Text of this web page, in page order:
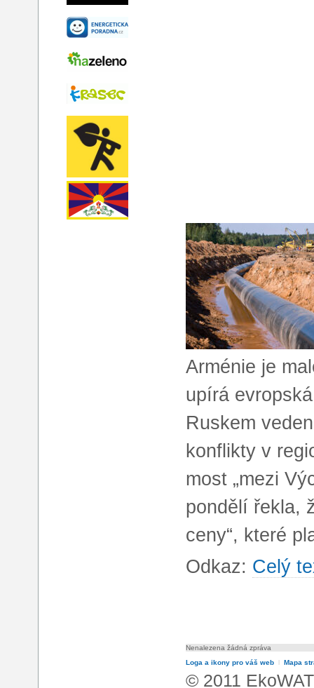
Arménie je
upírá
Ruskem
konflikty v
most „mezi
pondělí řekla,
ceny“, které
Odkaz: Celý
Nenalezena žádná zpráva
Loga a ikony pro váš web l Mapa
© 2011